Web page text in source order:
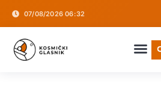
07/08/2026 06:32